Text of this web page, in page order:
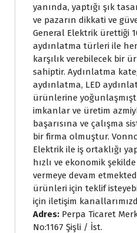
yanında, yaptığı şık
ve pazarın dikkati ve
General Elektrik ürettiği
aydınlatma türleri ile
karşılık verebilecek bir
sahiptir. Aydınlatma
aydınlatma, LED
ürünlerine
imkanlar ve üretim
başarısına ve çalışma
bir firma olmuştur.
Elektrik ile iş ortaklığı
hızlı ve ekonomik
vermeye devam
ürünleri için teklif
için iletişim
Adres: Perpa Ticaret
No:1167 Şişli / İst.